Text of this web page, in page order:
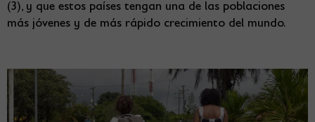
(3), y que estos países tengan una de las poblaciones
más jóvenes y de más rápido crecimiento del mundo.